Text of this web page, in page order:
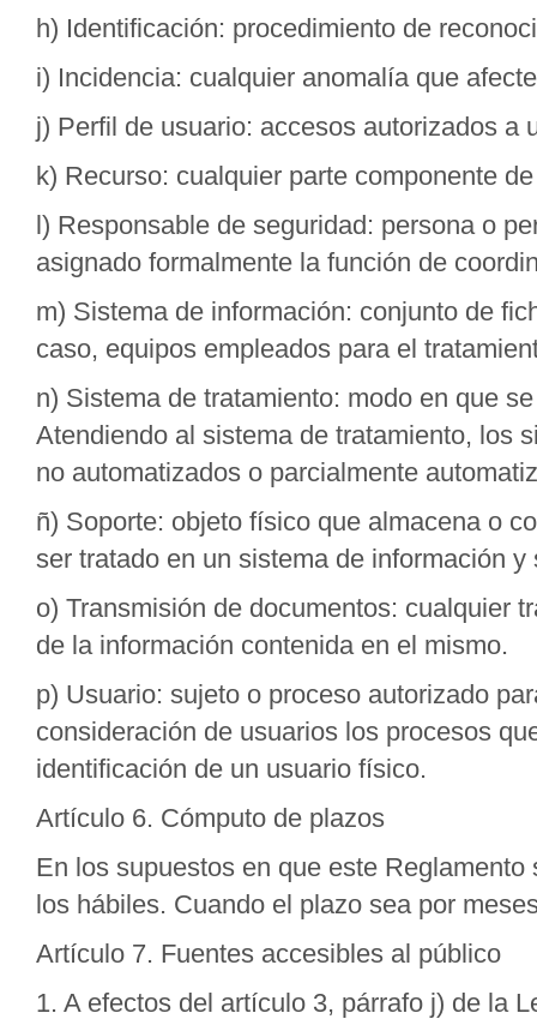
h) Identificación: procedimiento de
i) Incidencia: cualquier anomalía que
j) Perfil de usuario: accesos autorizados a
k) Recurso: cualquier parte componente
l) Responsable de seguridad: persona o
asignado formalmente la función de
m) Sistema de información: conjunto de
caso, equipos empleados para el
n) Sistema de tratamiento: modo en que
Atendiendo al sistema de tratamiento, los
no automatizados o parcialmente
ñ) Soporte: objeto físico que almacena o
ser tratado en un sistema de información
o) Transmisión de documentos: cualquier
de la información contenida en el mismo.
p) Usuario: sujeto o proceso autorizado
consideración de usuarios los procesos
identificación de un usuario físico.
Artículo 6. Cómputo de plazos
En los supuestos en que este
los hábiles. Cuando el plazo sea por
Artículo 7. Fuentes accesibles al público
1. A efectos del artículo 3, párrafo j) de la